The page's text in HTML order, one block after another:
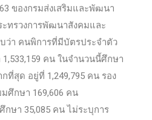
ของกรมส่งเสริมและพัฒนา
ทรวงการพัฒนาสังคมและ
ว่า คนพิการที่มีบัตรประจำตัว
คน ในจำนวนนี้ศึกษา
ที่สุด อยู่ที่ 1,249,795 คน รอง
ศึกษา 169,606 คน
ษา 35,085 คน ไม่ระบุการ